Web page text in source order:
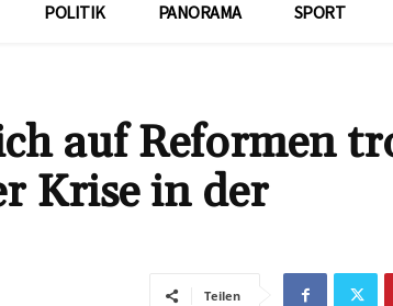
POLITIK PANORAMA SPORT
auf Reformen
Krise in der
Teilen